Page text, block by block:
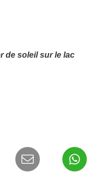
de soleil sur le lac